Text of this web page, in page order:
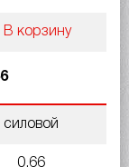
В корзину
силовой
0.66